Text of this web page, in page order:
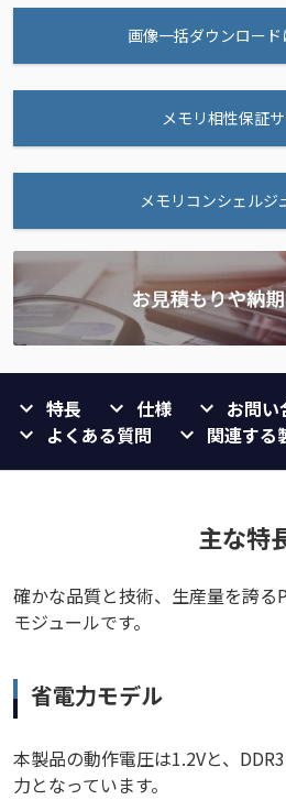
画像一括ダウンロード
メモリ相性保証
メモリコンシェルジ
特長 仕様
お問い
よくある質問
関連する
主な特
確かな品質と技術、生産量を誇る
モジュールです。
省電力モデル
本製品の動作電圧は1.2Vと、
力となっています。